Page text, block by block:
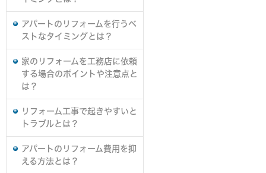
アパートのリフォームを行うベ
ストなタイミングとは？
家のリフォームを工務店に依頼
する場合のポイントや注意点と
は？
リフォーム工事で起きやすいと
トラブルとは？
アパートのリフォーム費用を抑
える方法とは？